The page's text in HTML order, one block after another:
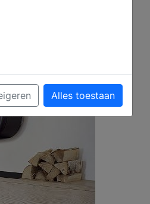
Alles toestaan